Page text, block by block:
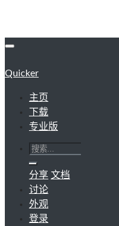
Quicker
主页
下载
专业版
分享 文档
讨论
外观
登录